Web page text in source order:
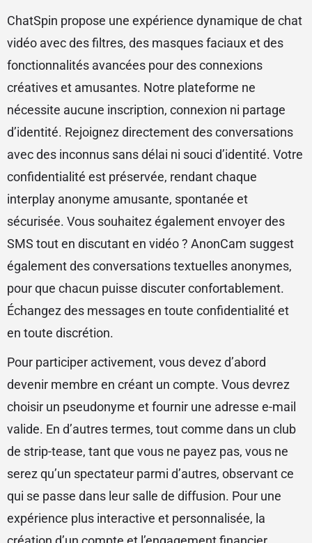
ChatSpin propose une expérience dynamique de chat
vidéo avec des filtres, des masques faciaux et des
fonctionnalités avancées pour des connexions
créatives et amusantes. Notre plateforme ne
nécessite aucune inscription, connexion ni partage
d’identité. Rejoignez directement des conversations
avec des inconnus sans délai ni souci d’identité. Votre
confidentialité est préservée, rendant chaque
interplay anonyme amusante, spontanée et
sécurisée. Vous souhaitez également envoyer des
SMS tout en discutant en vidéo ? AnonCam suggest
également des conversations textuelles anonymes,
pour que chacun puisse discuter confortablement.
Échangez des messages en toute confidentialité et
en toute discrétion.
Pour participer activement, vous devez d’abord
devenir membre en créant un compte. Vous devrez
choisir un pseudonyme et fournir une adresse e-mail
valide. En d’autres termes, tout comme dans un club
de strip-tease, tant que vous ne payez pas, vous ne
serez qu’un spectateur parmi d’autres, observant ce
qui se passe dans leur salle de diffusion. Pour une
expérience plus interactive et personnalisée, la